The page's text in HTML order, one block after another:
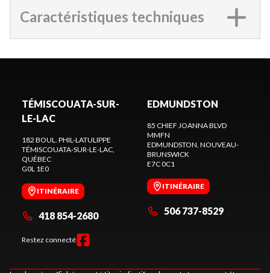
Caractéristiques techniques
TÉMISCOUATA-SUR-
LE-LAC
182 BOUL. PHIL-LATULIPPE
TÉMISCOUATA-SUR-LE-LAC,
QUÉBEC
G0L 1E0
ITINÉRAIRE
418 854-2680
Restez connecté
EDMUNDSTON
85 CHIEF JOANNA BLVD
MMFN
EDMUNDSTON, NOUVEAU-
BRUNSWICK
E7C 0C1
ITINÉRAIRE
506 737-8529